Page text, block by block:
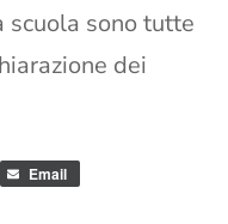
scuola sono tutte
dei
Email